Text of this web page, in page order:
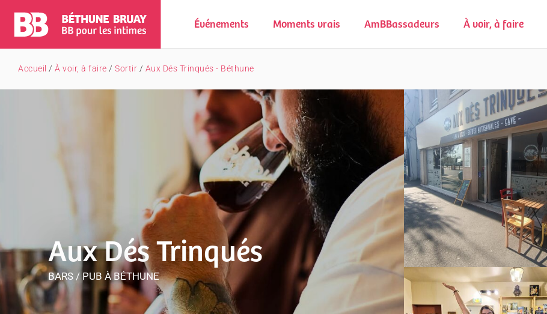
Événements Moments vrais AmBBassadeurs À voir, à faire
Accueil / À voir, à faire / Sortir / Aux Dés Trinqués - Béthune
Aux Dés Trinqués
BARS / PUB À BÉTHUNE